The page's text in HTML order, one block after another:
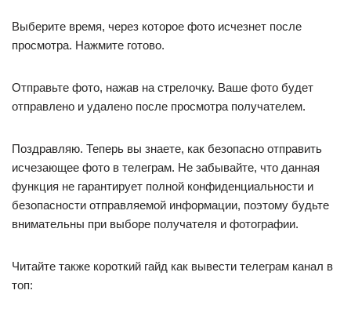
Выберите время, через которое фото исчезнет после
просмотра. Нажмите готово.
Отправьте фото, нажав на стрелочку. Ваше фото будет
отправлено и удалено после просмотра получателем.
Поздравляю. Теперь вы знаете, как безопасно отправить
исчезающее фото в телеграм. Не забывайте, что данная
функция не гарантирует полной конфиденциальности и
безопасности отправляемой информации, поэтому будьте
внимательны при выборе получателя и фотографии.
Читайте также короткий гайд как вывести телеграм канал в
топ: